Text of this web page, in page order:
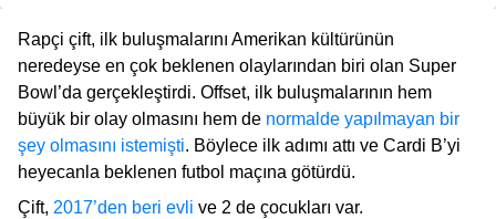
Rapçi çift, ilk buluşmalarını Amerikan kültürünün
neredeyse en çok beklenen olaylarından biri olan Super
Bowl’da gerçekleştirdi. Offset, ilk buluşmalarının hem
büyük bir olay olmasını hem de normalde yapılmayan bir
şey olmasını istemişti. Böylece ilk adımı attı ve Cardi B’yi
heyecanla beklenen futbol maçına götürdü.
Çift, 2017’den beri evli ve 2 de çocukları var.